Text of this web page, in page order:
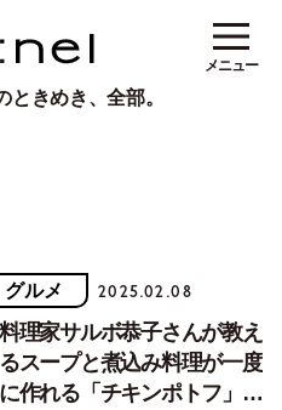
きめき、全部。
メニュー
グルメ 2025.02.08
料理家サルボ恭子さんが教え
るスープと煮込み料理が一度
に作れる「チキンポトフ」の